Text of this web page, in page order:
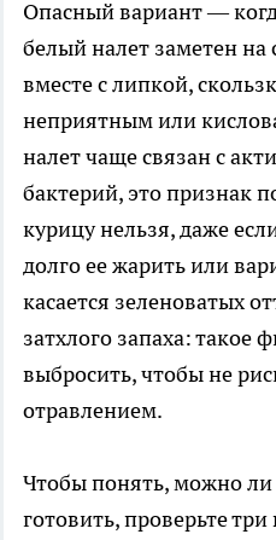
Опасный вариант —
белый налет заметен
вместе с липкой,
неприятным или
налет чаще связан с
бактерий, это признак
курицу нельзя, даже
долго ее жарить или
касается зеленоватых
затхлого запаха: такое
выбросить, чтобы не
отравлением.
Чтобы понять, можно
готовить, проверьте